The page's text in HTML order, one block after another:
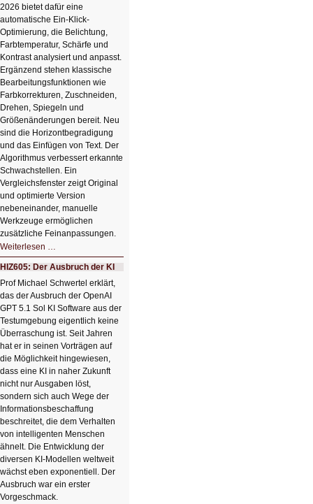
2026 bietet dafür eine
automatische Ein-Klick-
Optimierung, die Belichtung,
Farbtemperatur, Schärfe und
Kontrast analysiert und anpasst.
Ergänzend stehen klassische
Bearbeitungsfunktionen wie
Farbkorrekturen, Zuschneiden,
Drehen, Spiegeln und
Größenänderungen bereit. Neu
sind die Horizontbegradigung
und das Einfügen von Text. Der
Algorithmus verbessert erkannte
Schwachstellen. Ein
Vergleichsfenster zeigt Original
und optimierte Version
nebeneinander, manuelle
Werkzeuge ermöglichen
zusätzliche Feinanpassungen.
Weiterlesen …
Bildverschönerung
mit
einem
Klick
HIZ606:
Bildverschönerung
mit
einem
Klick
HIZ605: Der Ausbruch der KI
Prof Michael Schwertel erklärt,
das der Ausbruch der OpenAI
GPT 5.1 Sol KI Software aus der
Testumgebung eigentlich keine
Überraschung ist. Seit Jahren
hat er in seinen Vorträgen auf
die Möglichkeit hingewiesen,
dass eine KI in naher Zukunft
nicht nur Ausgaben löst,
sondern sich auch Wege der
Informationsbeschaffung
beschreitet, die dem Verhalten
von intelligenten Menschen
ähnelt. Die Entwicklung der
diversen KI-Modellen weltweit
wächst eben exponentiell. Der
Ausbruch war ein erster
Vorgeschmack.